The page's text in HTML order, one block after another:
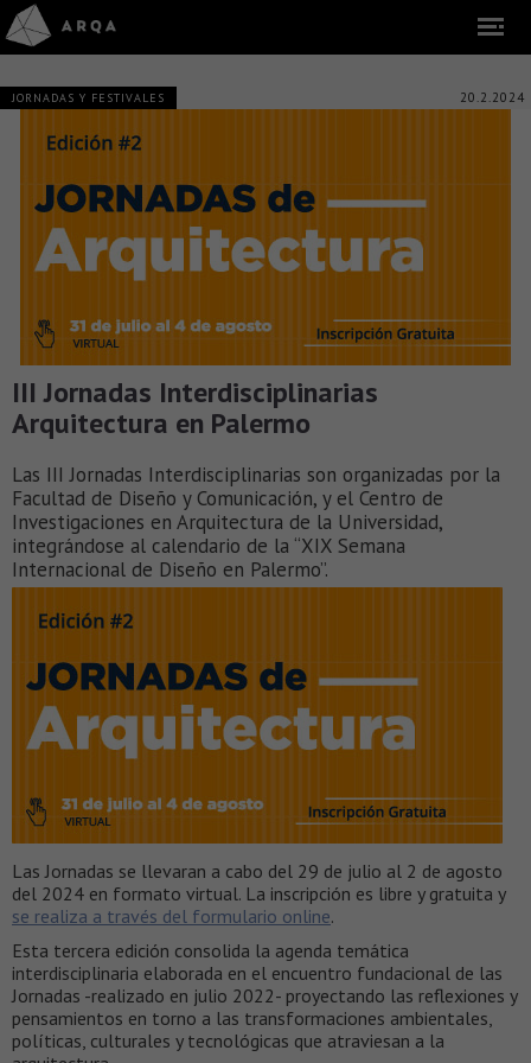
JORNADAS Y FESTIVALES 20.2.2024
III Jornadas Interdisciplinarias
Arquitectura en Palermo
Las III Jornadas Interdisciplinarias son organizadas por la
Facultad de Diseño y Comunicación, y el Centro de
Investigaciones en Arquitectura de la Universidad,
integrándose al calendario de la “XIX Semana
Internacional de Diseño en Palermo”.
Las Jornadas se llevaran a cabo del 29 de julio al 2 de agosto
del 2024 en formato virtual. La inscripción es libre y gratuita y
se realiza a través del formulario online.
Esta tercera edición consolida la agenda temática
interdisciplinaria elaborada en el encuentro fundacional de las
Jornadas -realizado en julio 2022- proyectando las reflexiones y
pensamientos en torno a las transformaciones ambientales,
políticas, culturales y tecnológicas que atraviesan a la